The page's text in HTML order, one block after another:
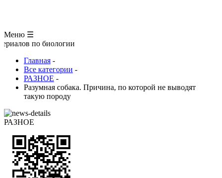
Меню ☰
по биологии
Главная -
Все категории -
РАЗНОЕ -
Разумная собака. Причина, по которой не выводят
такую породу
РАЗНОЕ